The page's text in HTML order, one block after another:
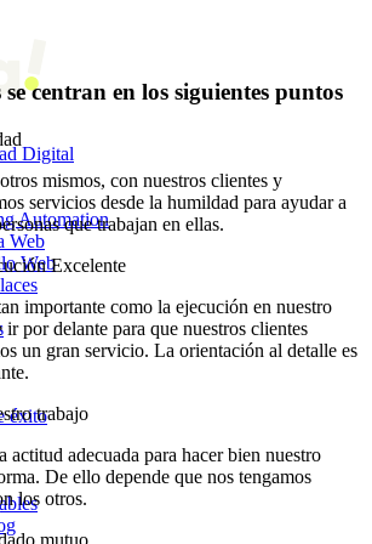
Digital
Automation
Web
Web
éxito
centran en los siguientes puntos
mismos, con nuestros clientes y
servicios desde la humildad para ayudar a
que trabajan en ellas.
Excelente
importante como la ejecución en nuestro
ir por delante para que nuestros clientes
un gran servicio. La orientación al detalle es
trabajo
actitud adecuada para hacer bien nuestro
De ello depende que nos tengamos
los otros.
mutuo